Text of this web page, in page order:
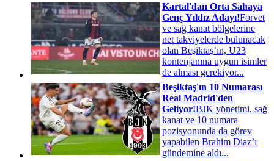
Kartal'dan Orta Sahaya
Genç Yıldız Adayı!Forvet
ve sağ kanat bölgelerine
net takviyelerde bulunacak
olan Beşiktaş’ın, U23
kontenjanına uygun isimler
de alması gerekiyor...
Beşiktaş'ın 10 Numarası
Real Madrid'den
Geliyor!BJK yönetimi, sağ
kanat ve 10 numara
pozisyonunda da görev
yapabilen Brahim Diaz’ı
gündemine aldı...